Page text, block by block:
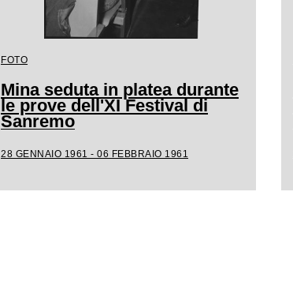
FOTO
Mina seduta in platea durante
le prove dell'XI Festival di
Sanremo
28 GENNAIO 1961 - 06 FEBBRAIO 1961